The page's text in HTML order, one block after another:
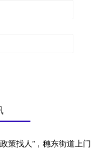
策找人”，穗东街道上门